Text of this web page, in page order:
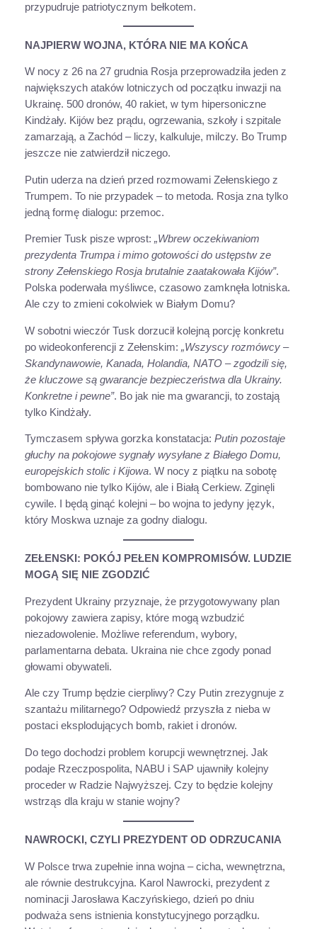
przypudruje patriotycznym bełkotem.
NAJPIERW WOJNA, KTÓRA NIE MA KOŃCA
W nocy z 26 na 27 grudnia Rosja przeprowadziła jeden z
największych ataków lotniczych od początku inwazji na
Ukrainę. 500 dronów, 40 rakiet, w tym hipersoniczne
Kindżały. Kijów bez prądu, ogrzewania, szkoły i szpitale
zamarzają, a Zachód – liczy, kalkuluje, milczy. Bo Trump
jeszcze nie zatwierdził niczego.
Putin uderza na dzień przed rozmowami Zełenskiego z
Trumpem. To nie przypadek – to metoda. Rosja zna tylko
jedną formę dialogu: przemoc.
Premier Tusk pisze wprost: „Wbrew oczekiwaniom
prezydenta Trumpa i mimo gotowości do ustępstw ze
strony Zełenskiego Rosja brutalnie zaatakowała Kijów”.
Polska poderwała myśliwce, czasowo zamknęła lotniska.
Ale czy to zmieni cokolwiek w Białym Domu?
W sobotni wieczór Tusk dorzucił kolejną porcję konkretu
po wideokonferencji z Zełenskim: „Wszyscy rozmówcy –
Skandynawowie, Kanada, Holandia, NATO – zgodzili się,
że kluczowe są gwarancje bezpieczeństwa dla Ukrainy.
Konkretne i pewne”. Bo jak nie ma gwarancji, to zostają
tylko Kindżały.
Tymczasem spływa gorzka konstatacja: Putin pozostaje
głuchy na pokojowe sygnały wysyłane z Białego Domu,
europejskich stolic i Kijowa. W nocy z piątku na sobotę
bombowano nie tylko Kijów, ale i Białą Cerkiew. Zginęli
cywile. I będą ginąć kolejni – bo wojna to jedyny język,
który Moskwa uznaje za godny dialogu.
ZEŁENSKI: POKÓJ PEŁEN KOMPROMISÓW. LUDZIE
MOGĄ SIĘ NIE ZGODZIĆ
Prezydent Ukrainy przyznaje, że przygotowywany plan
pokojowy zawiera zapisy, które mogą wzbudzić
niezadowolenie. Możliwe referendum, wybory,
parlamentarna debata. Ukraina nie chce zgody ponad
głowami obywateli.
Ale czy Trump będzie cierpliwy? Czy Putin zrezygnuje z
szantażu militarnego? Odpowiedź przyszła z nieba w
postaci eksplodujących bomb, rakiet i dronów.
Do tego dochodzi problem korupcji wewnętrznej. Jak
podaje Rzeczpospolita, NABU i SAP ujawniły kolejny
proceder w Radzie Najwyższej. Czy to będzie kolejny
wstrząs dla kraju w stanie wojny?
NAWROCKI, CZYLI PREZYDENT OD ODRZUCANIA
W Polsce trwa zupełnie inna wojna – cicha, wewnętrzna,
ale równie destrukcyjna. Karol Nawrocki, prezydent z
nominacji Jarosława Kaczyńskiego, dzień po dniu
podważa sens istnienia konstytucyjnego porządku.